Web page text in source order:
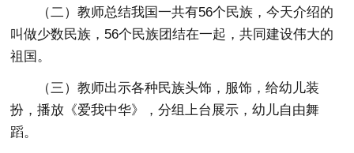
（二）教师总结我国一共有56个民族，今天介绍的
叫做少数民族，56个民族团结在一起，共同建设伟大的
祖国。
（三）教师出示各种民族头饰，服饰，给幼儿装
扮，播放《爱我中华》，分组上台展示，幼儿自由舞
蹈。